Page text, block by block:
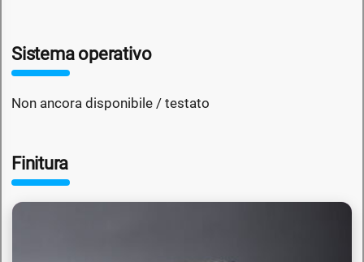
Sistema operativo
Non ancora disponibile / testato
Finitura